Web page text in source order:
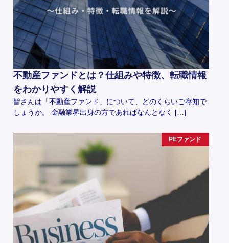
不動産ファンドとは？仕組みや特徴、転職情報
をわかりやすく解説
皆さんは「不動産ファンド」について、どのくらいご存知で
しょうか。 金融業界出身の方であればなんとなく […]
PEファンド